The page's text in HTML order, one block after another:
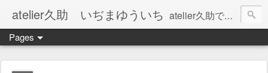
atelier久助 いぢまゆういち atelier久助では土と火から暖かなモノたちを生み出しています。 ご覧になられた方が和んで頂ければ幸いです。
Pages